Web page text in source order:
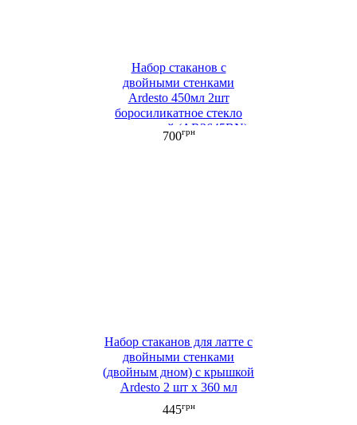
Набор стаканов с
двойными стенками
Ardesto 450мл 2шт
боросиликатное стекло
прозрачный (AR2645BN)
700грн
Набор стаканов для латте с
двойными стенками
(двойным дном) с крышкой
Ardesto 2 шт x 360 мл
445грн